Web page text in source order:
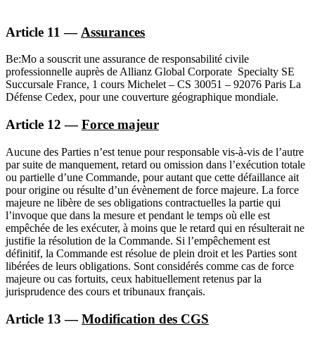
Article 11 — Assurances
Be:Mo a souscrit une assurance de responsabilité civile
professionnelle auprès de Allianz Global Corporate Specialty SE
Succursale France, 1 cours Michelet – CS 30051 – 92076 Paris La
Défense Cedex, pour une couverture géographique mondiale.
Article 12 —Force majeur
Aucune des Parties n’est tenue pour responsable vis-à-vis de l’autre
par suite de manquement, retard ou omission dans l’exécution totale
ou partielle d’une Commande, pour autant que cette défaillance ait
pour origine ou résulte d’un évènement de force majeure. La force
majeure ne libère de ses obligations contractuelles la partie qui
l’invoque que dans la mesure et pendant le temps où elle est
empêchée de les exécuter, à moins que le retard qui en résulterait ne
justifie la résolution de la Commande. Si l’empêchement est
définitif, la Commande est résolue de plein droit et les Parties sont
libérées de leurs obligations. Sont considérés comme cas de force
majeure ou cas fortuits, ceux habituellement retenus par la
jurisprudence des cours et tribunaux français.
Article 13 —Modification des CGS